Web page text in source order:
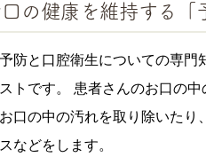
の健康を維持する「
防と口腔衛生についての専門
トです。 患者さんのお口の
口の中の汚れを取り除いたり
などをします。